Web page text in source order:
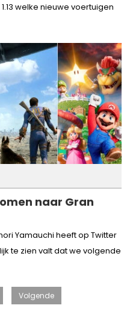
welke nieuwe voertuigen
naar Gran
Yamauchi heeft op Twitter
te zien valt dat we volgende
Volgende